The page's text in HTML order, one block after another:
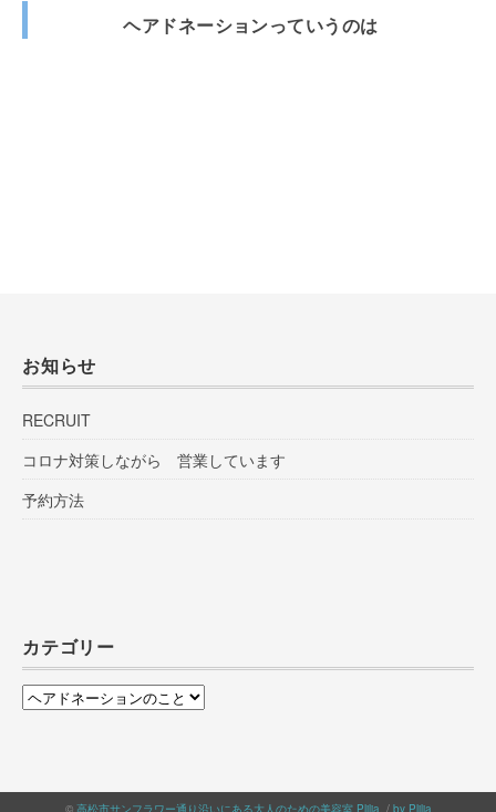
ヘアドネーションっていうのは
お知らせ
RECRUIT
コロナ対策しながら 営業しています
予約方法
カテゴリー
カ
リ
© 高松市サンフラワー通り沿いにある大人のための美容室 Plilia . / by Plilia